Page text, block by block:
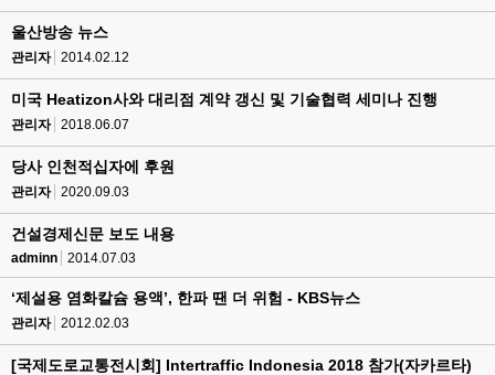
울산방송 뉴스
관리자 2014.02.12
미국 Heatizon사와 대리점 계약 갱신 및 기술협력 세미나 진행
관리자 2018.06.07
당사 인천적십자에 후원
관리자 2020.09.03
건설경제신문 보도 내용
adminn 2014.07.03
‘제설용 염화칼슘 용액’, 한파 땐 더 위험 - KBS뉴스
관리자 2012.02.03
[국제도로교통전시회] Intertraffic Indonesia 2018 참가(자카르타)